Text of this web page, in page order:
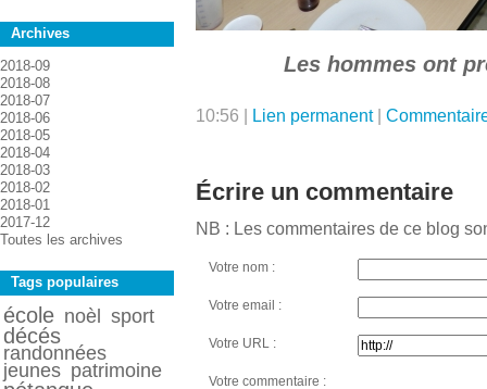
Archives
2018-09
2018-08
2018-07
2018-06
2018-05
2018-04
2018-03
2018-02
2018-01
2017-12
Toutes les archives
Tags populaires
école noèl sport
décés
randonnées
jeunes patrimoine
Les hommes ont
10:56 | Lien permanent|
Écrire un commentaire
NB : Les commentaires de ce blog
Votre nom :
Votre email :
Votre URL :
Votre commentaire :